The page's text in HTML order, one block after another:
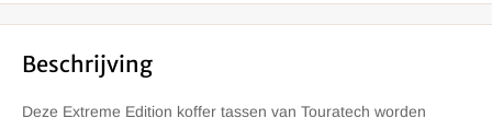
Beschrijving
Deze Extreme Edition koffer tassen van Touratech worden